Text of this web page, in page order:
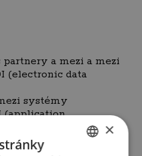
a mezi a mezi
(electronic data
systémy
(application
a jejich digitalizace
×